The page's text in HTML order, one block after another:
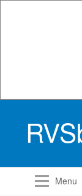
Menu